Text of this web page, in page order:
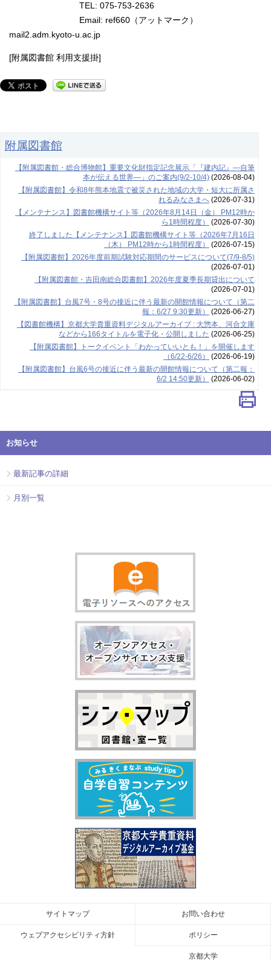
TEL: 075-753-2636
Email: ref660（アットマーク）
mail2.adm.kyoto-u.ac.jp
[附属図書館 利用支援掛]
附属図書館
【附属図書館・総合博物館】重要文化財指定記念展示「『建内記』―自筆
本が伝える世界―」のご案内(9/2-10/4)(2026-08-04)
【附属図書館】令和8年熊本地震で被災された地域の大学・短大に所属さ
れるみなさまへ(2026-07-31)
【メンテナンス】図書館機構サイト等（2026年8月14日（金） PM12時か
ら1時間程度）
(2026-07-30)
終了しました【メンテナンス】図書館機構サイト等（2026年7月16日
（木） PM12時から1時間程度）
(2026-07-15)
【附属図書館】2026年度前期試験対応期間のサービスについて(7/9-8/5)
(2026-07-01)
【附属図書館・吉田南総合図書館】2026年度夏季長期貸出について
(2026-07-01)
【附属図書館】台風7号・8号の接近に伴う最新の開館情報について（第二
報：6/27 9:30更新）
(2026-06-27)
【図書館機構】京都大学貴重資料デジタルアーカイブ : 大惣本、河合文庫
などから166タイトルを電子化・公開しました (2026-06-25)
【附属図書館】トークイベント「わかっていいとも！」を開催します
（6/22-6/26）
(2026-06-19)
【附属図書館】台風6号の接近に伴う最新の開館情報について（第二報：
6/2 14:50更新）
(2026-06-02)
お知らせ
最新記事の詳細
月別一覧
お問い合わせ
サイトマップ
ポリシー
ウェブアクセシビリティ方針
京都大学